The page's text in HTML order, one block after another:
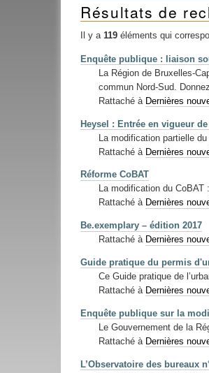
Résultats de
Il y a 119 éléments qui
Enquête publique : liaison
La Région de Bruxelles-
commun Nord-Sud.
Rattaché à Dernières
Heysel : Entrée en vigueur
La modification partielle
Rattaché à Dernières
Réforme CoBAT
La modification du
Rattaché à Dernières
Be.exemplary – édition 2017
Rattaché à Dernières
Guide pratique du permis
Ce Guide pratique de
Rattaché à Dernières
Enquête publique sur la
Le Gouvernement de la
Rattaché à Dernières
L’Observatoire des bureaux